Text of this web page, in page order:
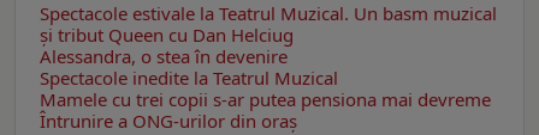
Spectacole estivale la Teatrul Muzical. Un basm muzical
şi tribut Queen cu Dan Helciug
Alessandra, o stea în devenire
Spectacole inedite la Teatrul Muzical
Mamele cu trei copii s-ar putea pensiona mai devreme
Întrunire a ONG-urilor din oraş